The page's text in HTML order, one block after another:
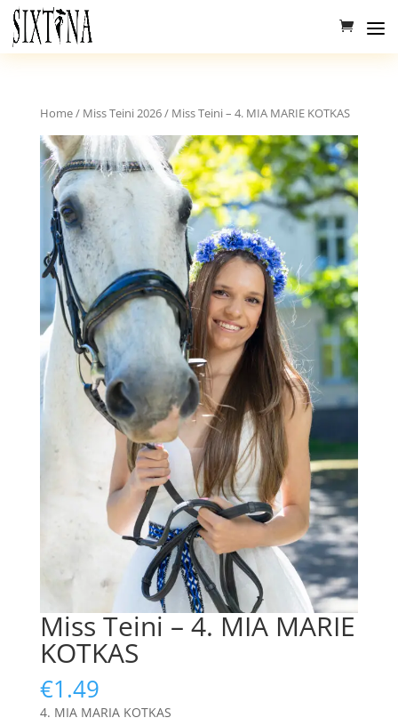
Home/ Miss Teini 2026/ Miss Teini – 4. MIA MARIE KOTKAS
Miss Teini – 4. MIA MARIE
KOTKAS
€1.49
4. MIA MARIA KOTKAS